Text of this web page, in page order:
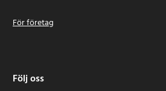
För företag
Följ oss